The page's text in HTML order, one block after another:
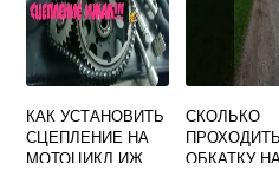
КАК УСТАНОВИТЬ
СЦЕПЛЕНИЕ НА
МОТОЦИКЛ ИЖ
СКОЛЬКО
ПРОХОДИТЬ
ОБКАТКУ